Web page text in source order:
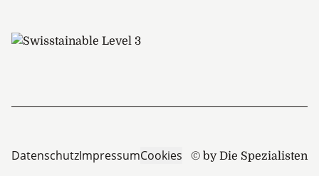
© by Die Spezialisten
DatenschutzImpressumCookies